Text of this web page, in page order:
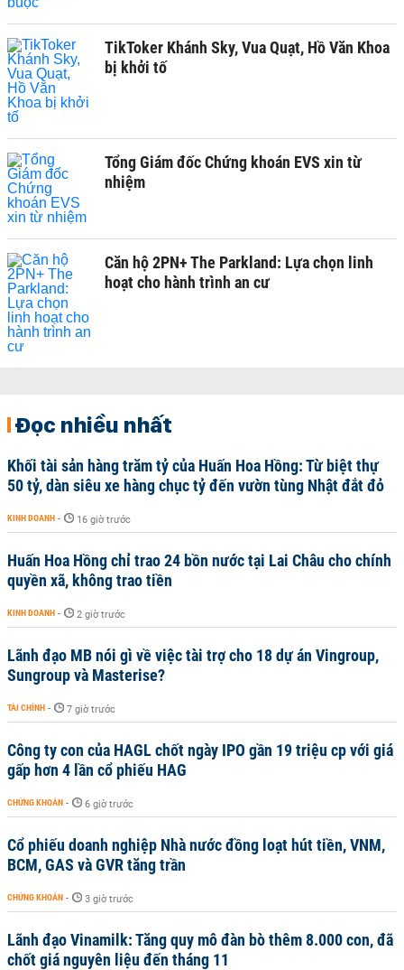
TikToker Khánh Sky, Vua Quạt, Hồ Văn Khoa
bị khởi tố
Tổng Giám đốc Chứng khoán EVS xin từ
nhiệm
Căn hộ 2PN+ The Parkland: Lựa chọn linh
hoạt cho hành trình an cư
Đọc nhiều nhất
Khối tài sản hàng trăm tỷ của Huấn Hoa Hồng: Từ biệt thự
50 tỷ, dàn siêu xe hàng chục tỷ đến vườn tùng Nhật đắt đỏ
KINH DOANH - 16 giờ trước
Huấn Hoa Hồng chỉ trao 24 bồn nước tại Lai Châu cho chính
quyền xã, không trao tiền
KINH DOANH - 2 giờ trước
Lãnh đạo MB nói gì về việc tài trợ cho 18 dự án Vingroup,
Sungroup và Masterise?
TÀI CHÍNH - 7 giờ trước
Công ty con của HAGL chốt ngày IPO gần 19 triệu cp với giá
gấp hơn 4 lần cổ phiếu HAG
CHỨNG KHOÁN - 6 giờ trước
Cổ phiếu doanh nghiệp Nhà nước đồng loạt hút tiền, VNM,
BCM, GAS và GVR tăng trần
CHỨNG KHOÁN - 3 giờ trước
Lãnh đạo Vinamilk: Tăng quy mô đàn bò thêm 8.000 con, đã
chốt giá nguyên liệu đến tháng 11